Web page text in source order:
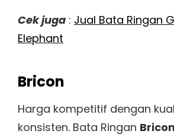
Cek juga : Jual Bata Ringan
Elephant
Bricon
Harga kompetitif dengan
konsisten. Bata Ringan Bricon